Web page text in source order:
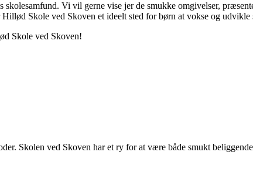
Vi vil gerne vise jer de smukke omgivelser,
Skole ved Skoven et ideelt sted for børn at vokse og udvikle
Skole ved Skoven!
Skolen ved Skoven har et ry for at være både smukt